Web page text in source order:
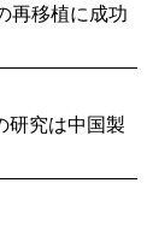
再移植に成功
研究は中国製